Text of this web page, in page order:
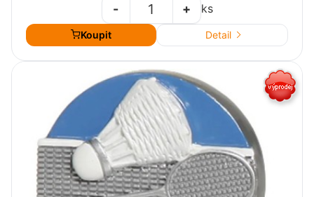
+
- ks
Koupit Detail